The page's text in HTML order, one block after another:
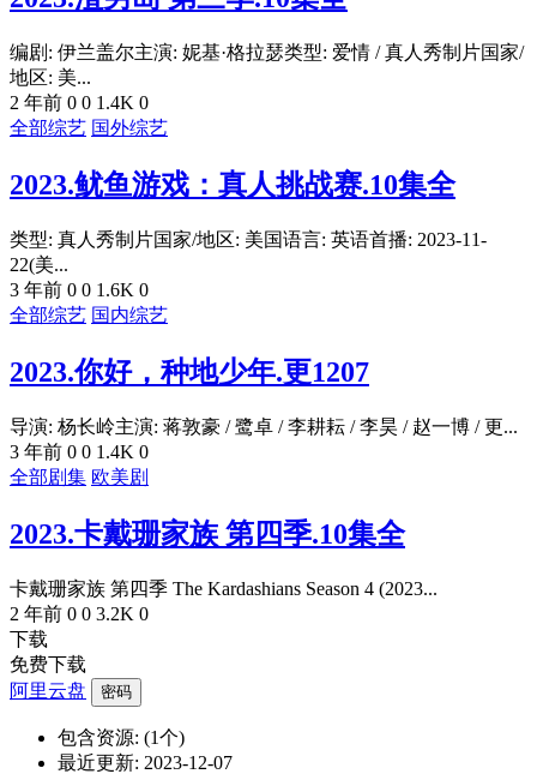
编剧: 伊兰盖尔主演: 妮基·格拉瑟类型: 爱情 / 真人秀制片国家/
地区: 美...
2 年前 0 0 1.4K 0
全部综艺 国外综艺
2023.鱿鱼游戏：真人挑战赛.10集全
类型: 真人秀制片国家/地区: 美国语言: 英语首播: 2023-11-
22(美...
3 年前 0 0 1.6K 0
全部综艺 国内综艺
2023.你好，种地少年.更1207
导演: 杨长岭主演: 蒋敦豪 / 鹭卓 / 李耕耘 / 李昊 / 赵一博 / 更...
3 年前 0 0 1.4K 0
全部剧集 欧美剧
2023.卡戴珊家族 第四季.10集全
卡戴珊家族 第四季 The Kardashians Season 4 (2023...
2 年前 0 0 3.2K 0
下载
免费下载
阿里云盘
密码
包含资源: (1个)
最近更新: 2023-12-07